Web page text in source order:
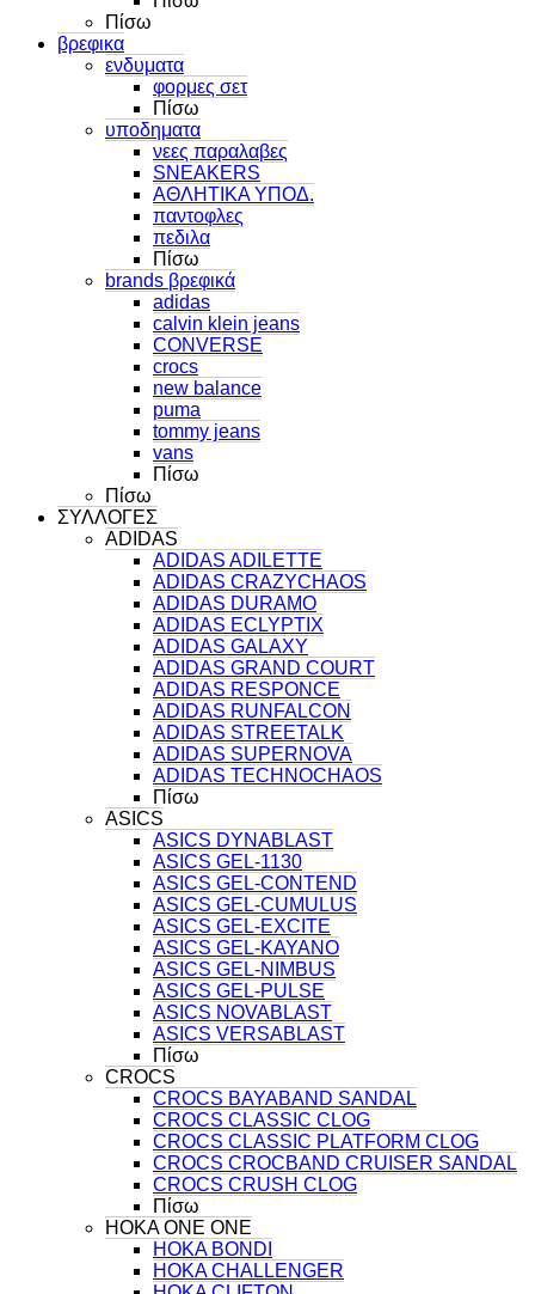
Πίσω
βρεφικα
ενδυματα
φορμες σετ
Πίσω
υποδηματα
νεες παραλαβες
SNEAKERS
ΑΘΛΗΤΙΚΑ ΥΠΟΔ.
παντοφλες
πεδιλα
Πίσω
brands βρεφικά
adidas
calvin klein jeans
CONVERSE
crocs
new balance
puma
tommy jeans
vans
Πίσω
Πίσω
ΣΥΛΛΟΓΕΣ
ADIDAS
ADIDAS ADILETTE
ADIDAS CRAZYCHAOS
ADIDAS DURAMO
ADIDAS ECLYPTIX
ADIDAS GALAXY
ADIDAS GRAND COURT
ADIDAS RESPONCE
ADIDAS RUNFALCON
ADIDAS STREETALK
ADIDAS SUPERNOVA
ADIDAS TECHNOCHAOS
Πίσω
ASICS
ASICS DYNABLAST
ASICS GEL-1130
ASICS GEL-CONTEND
ASICS GEL-CUMULUS
ASICS GEL-EXCITE
ASICS GEL-KAYANO
ASICS GEL-NIMBUS
ASICS GEL-PULSE
ASICS NOVABLAST
ASICS VERSABLAST
Πίσω
CROCS
CROCS BAYABAND SANDAL
CROCS CLASSIC CLOG
CROCS CLASSIC PLATFORM CLOG
CROCS CROCBAND CRUISER SANDAL
CROCS CRUSH CLOG
Πίσω
HOKA ONE ONE
HOKA BONDI
HOKA CHALLENGER